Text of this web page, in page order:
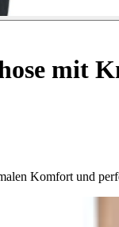
mit
Komfort und